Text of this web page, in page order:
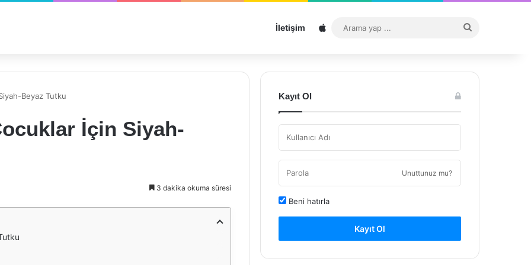
İletişim Sitemap
...
Beyaz Tutku
İçin Siyah-
3 dakika okuma süresi
Kayıt Ol
Unuttunuz mu?
Beni hatırla
Kayıt Ol